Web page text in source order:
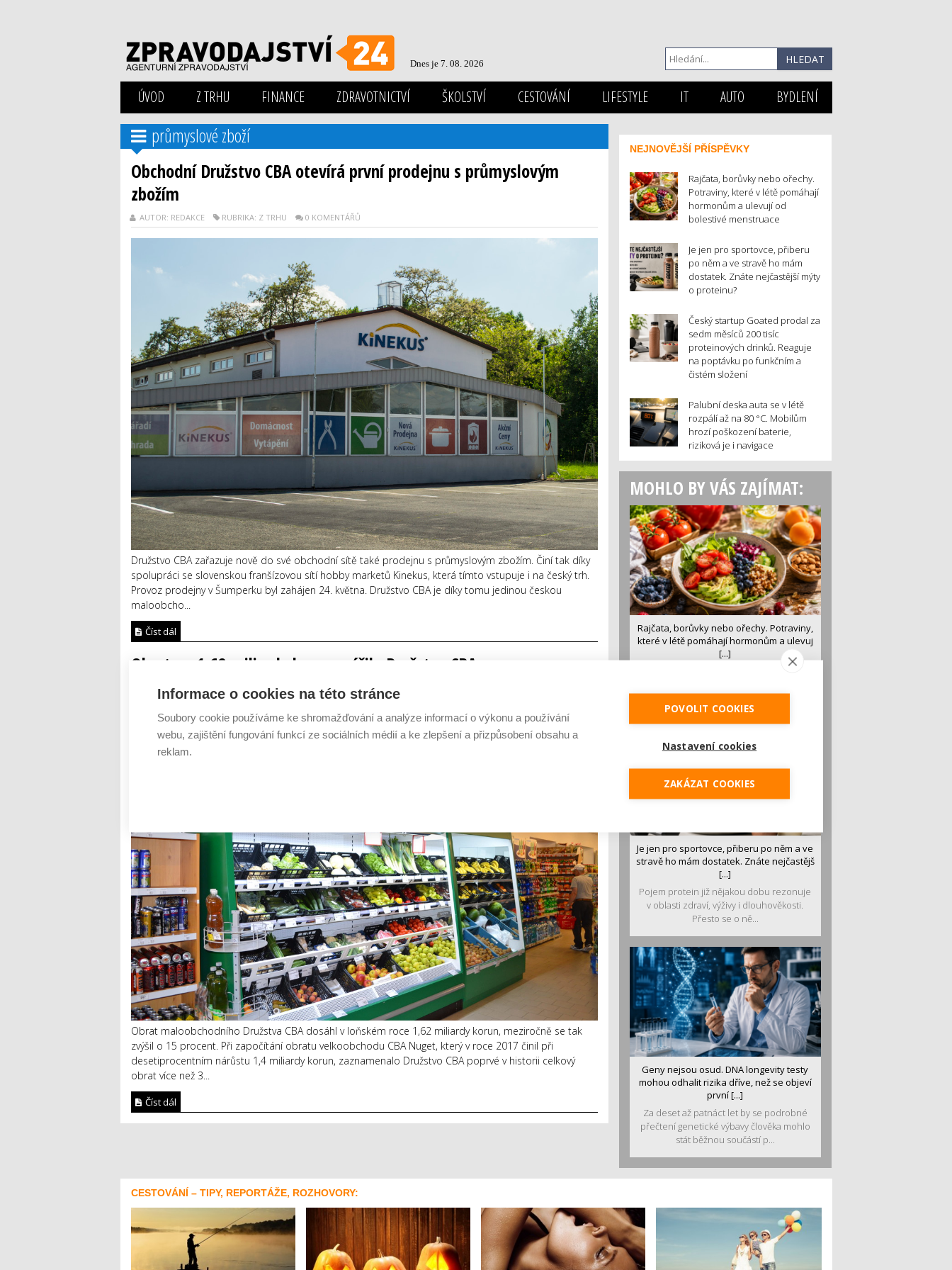
Dnes je 7. 08. 2026
ÚVOD Z TRHU FINANCE ZDRAVOTNICTVÍ ŠKOLSTVÍ CESTOVÁNÍ LIFESTYLE IT AUTO BYDLENÍ
průmyslové zboží
Obchodní Družstvo CBA otevírá první prodejnu s průmyslovým
zbožím
AUTOR: REDAKCE RUBRIKA: Z TRHU 0 KOMENTÁŘŮ
Družstvo CBA zařazuje nově do své obchodní sítě také prodejnu s průmyslovým zbožím. Činí tak díky
spolupráci se slovenskou franšízovou sítí hobby marketů Kinekus, která tímto vstupuje i na český trh.
Provoz prodejny v Šumperku byl zahájen 24. května. Družstvo CBA je díky tomu jedinou českou
maloobcho...
Číst dál
Obrat na 1,62 miliardy korun zvýšilo Družstvo CBA
AUTOR: REDAKCE RUBRIKA: Z TRHU 0 KOMENTÁŘŮ
Obrat maloobchodního Družstva CBA dosáhl v loňském roce 1,62 miliardy korun, meziročně se tak
zvýšil o 15 procent. Při započítání obratu velkoobchodu CBA Nuget, který v roce 2017 činil při
desetiprocentním nárůstu 1,4 miliardy korun, zaznamenalo Družstvo CBA poprvé v historii celkový
obrat více než 3...
Číst dál
NEJNOVĚJŠÍ PŘÍSPĚVKY
Rajčata, borůvky nebo ořechy.
Potraviny, které v létě pomáhají
hormonům a ulevují od
bolestivé menstruace
Je jen pro sportovce, přiberu
po něm a ve stravě ho mám
dostatek. Znáte nejčastější mýty
o proteinu?
Český startup Goated prodal za
sedm měsíců 200 tisíc
proteinových drinků. Reaguje
na poptávku po funkčním a
čistém složení
Palubní deska auta se v létě
rozpálí až na 80 °C. Mobilům
hrozí poškození baterie,
riziková je i navigace
MOHLO BY VÁS ZAJÍMAT:
Rajčata, borůvky nebo ořechy. Potraviny,
které v létě pomáhají hormonům a ulevuj
[...]
luštěniny jsou práv...
Je jen pro sportovce, přiberu po něm a ve
stravě ho mám dostatek. Znáte nejčastějš
[...]
Pojem protein již nějakou dobu rezonuje
v oblasti zdraví, výživy i dlouhověkosti.
Přesto se o ně...
Geny nejsou osud. DNA longevity testy
mohou odhalit rizika dříve, než se objeví
první [...]
Za deset až patnáct let by se podrobné
přečtení genetické výbavy člověka mohlo
stát běžnou součástí p...
CESTOVÁNÍ – TIPY, REPORTÁŽE, ROZHOVORY:
Informace o cookies na této stránce
Soubory cookie používáme ke shromažďování a analýze informací o výkonu a používání
webu, zajištění fungování funkcí ze sociálních médií a ke zlepšení a přizpůsobení obsahu a
reklam.
POVOLIT COOKIES
Nastavení cookies
ZAKÁZAT COOKIES